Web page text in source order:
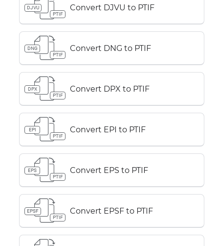
DJVU
PTIF
Convert DJVU to PTIF
DNG
PTIF
Convert DNG to PTIF
DPX
PTIF
Convert DPX to PTIF
EPI
PTIF
Convert EPI to PTIF
EPS
PTIF
Convert EPS to PTIF
EPSF
PTIF
Convert EPSF to PTIF